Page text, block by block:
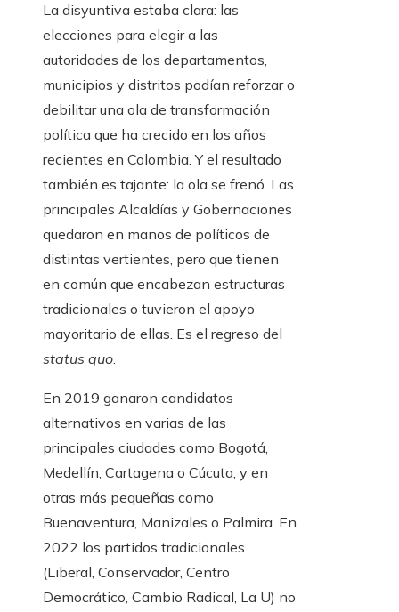
La disyuntiva estaba clara: las
elecciones para elegir a las
autoridades de los departamentos,
municipios y distritos podían reforzar o
debilitar una ola de transformación
política que ha crecido en los años
recientes en Colombia. Y el resultado
también es tajante: la ola se frenó. Las
principales Alcaldías y Gobernaciones
quedaron en manos de políticos de
distintas vertientes, pero que tienen
en común que encabezan estructuras
tradicionales o tuvieron el apoyo
mayoritario de ellas. Es el regreso del
status quo.
En 2019 ganaron candidatos
alternativos en varias de las
principales ciudades como Bogotá,
Medellín, Cartagena o Cúcuta, y en
otras más pequeñas como
Buenaventura, Manizales o Palmira. En
2022 los partidos tradicionales
(Liberal, Conservador, Centro
Democrático, Cambio Radical, La U) no